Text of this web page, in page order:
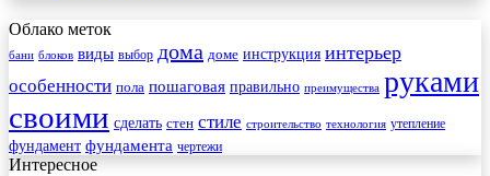
Облако меток
бани блоков виды выбор дома доме инструкция интерьер
особенности пола пошаговая правильно преимущества руками
своими сделать стен стиле строительство технология утепление
фундамент фундамента чертежи
Интересное